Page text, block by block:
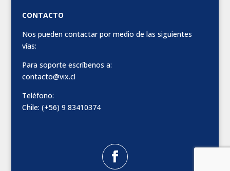
CONTACTO
Nos pueden contactar por medio de las siguientes
vías:
Para soporte escríbenos a:
contacto@vix.cl
Teléfono:
Chile: (+56) 9 83410374